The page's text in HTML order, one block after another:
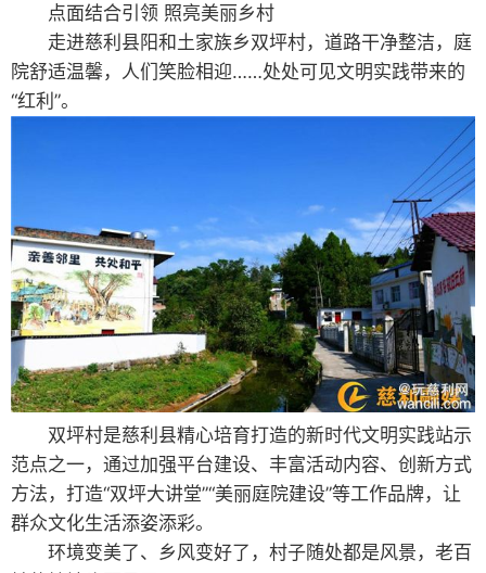
点面结合引领 照亮美丽乡村
走进慈利县阳和土家族乡双坪村，道路干净整洁，庭
院舒适温馨，人们笑脸相迎……处处可见文明实践带来的
“红利”。
双坪村是慈利县精心培育打造的新时代文明实践站示
范点之一，通过加强平台建设、丰富活动内容、创新方式
方法，打造“双坪大讲堂”“美丽庭院建设”等工作品牌，让
群众文化生活添姿添彩。
环境变美了、乡风变好了，村子随处都是风景，老百